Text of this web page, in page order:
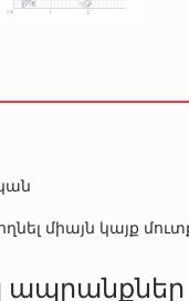
միայն կայք